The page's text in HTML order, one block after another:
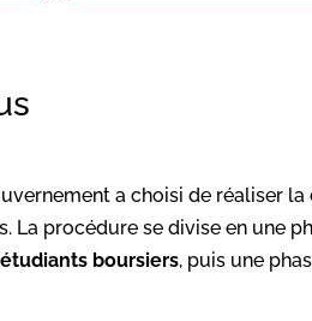
a choisi de réaliser la
La procédure se divise en une
étudiants boursiers, puis une